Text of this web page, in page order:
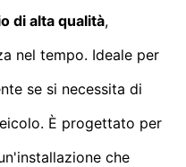
di alta qualità,
nel tempo. Ideale per
se si necessita di
È progettato per
che